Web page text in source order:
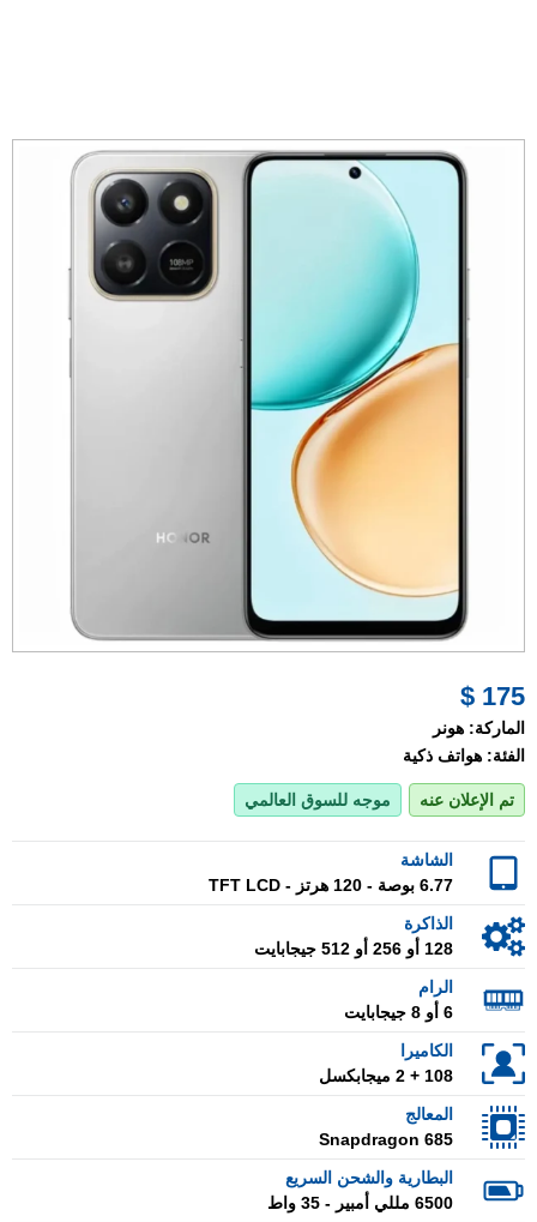
175 $
الماركة: هونر
الفئة: هواتف ذكية
تم الإعلان عنه موجه للسوق العالمي
الشاشة
6.77 بوصة - 120 هرتز - TFT LCD
الذاكرة
128 أو 256 أو 512 جيجابايت
الرام
6 أو 8 جيجابايت
الكاميرا
108 + 2 ميجابكسل
المعالج
Snapdragon 685
البطارية والشحن السريع
6500 مللي أمبير - 35 واط